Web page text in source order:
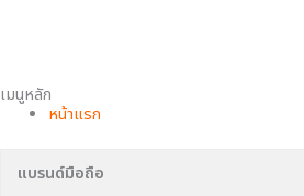
เมนูหลัก
หน้าแรก
แบรนด์มือถือ